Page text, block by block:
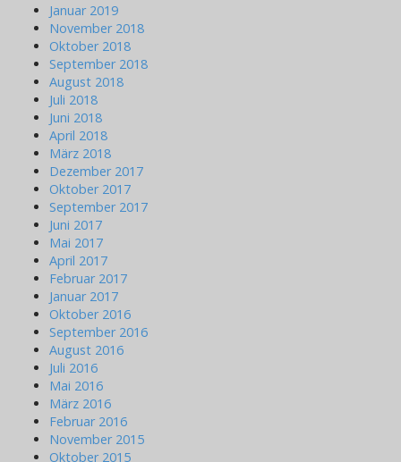
Januar 2019
November 2018
Oktober 2018
September 2018
August 2018
Juli 2018
Juni 2018
April 2018
März 2018
Dezember 2017
Oktober 2017
September 2017
Juni 2017
Mai 2017
April 2017
Februar 2017
Januar 2017
Oktober 2016
September 2016
August 2016
Juli 2016
Mai 2016
März 2016
Februar 2016
November 2015
Oktober 2015